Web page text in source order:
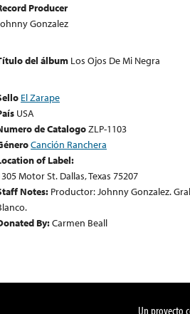
Producer
Gonzalez
del álbum Los Ojos De Mi Negra
El Zarape
USA
de CatalogoZLP-1103
Canción Ranchera
of Label:
Motor St. Dallas, Texas 75207
Notes: Productor: Johnny Gonzalez.
By:Carmen Beall
Un proyecto